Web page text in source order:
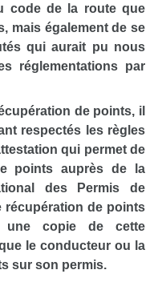
code de la route que
mais également de se
qui aurait pu nous
réglementations par
de points, il
respectés les règles
qui permet de
points auprès de la
des Permis de
récupération de points
une copie de cette
le conducteur ou la
sur son permis.